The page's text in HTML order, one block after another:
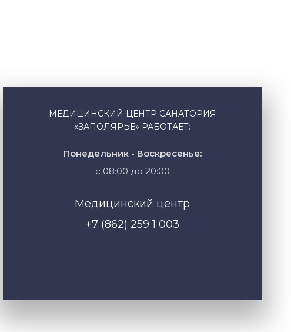
МЕДИЦИНСКИЙ ЦЕНТР САНАТОРИЯ
«ЗАПОЛЯРЬЕ» РАБОТАЕТ:
Понедельник - Воскресенье:
с 08:00 до 20:00
Медицинский центр
+7 (862) 259 1 003